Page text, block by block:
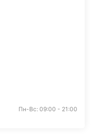
Пн-Вс: 09:00 - 21:00